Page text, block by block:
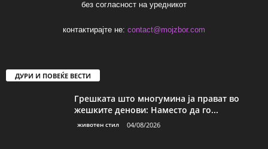
без согласност на уредникот
контактирајте не: contact@mojzbor.com
ДУРИ И ПОВЕЌЕ ВЕСТИ
Грешката што многумина ја прават во
жешките денови: Наместо да го...
животен стил 04/08/2026